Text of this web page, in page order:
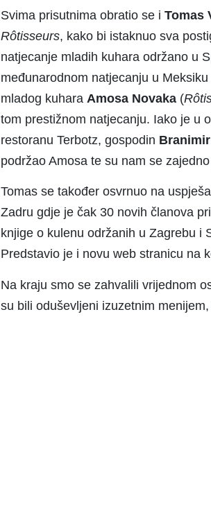
Svima prisutnima obratio se i Tomas
Rôtisseurs, kako bi istaknuo sva
natjecanje mladih kuhara održano u
međunarodnom natjecanju u
mladog kuhara Amosa Novaka(Rô
tom prestižnom natjecanju. Iako je u
restoranu Terbotz, gospodin
podržao Amosa te su nam se
Tomas se također osvrnuo na
Zadru gdje je čak 30 novih članova
knjige o kulenu održanih u Zagrebu i
Predstavio je i novu web stranicu na
Na kraju smo se zahvalili vrijednom
su bili oduševljeni izuzetnim